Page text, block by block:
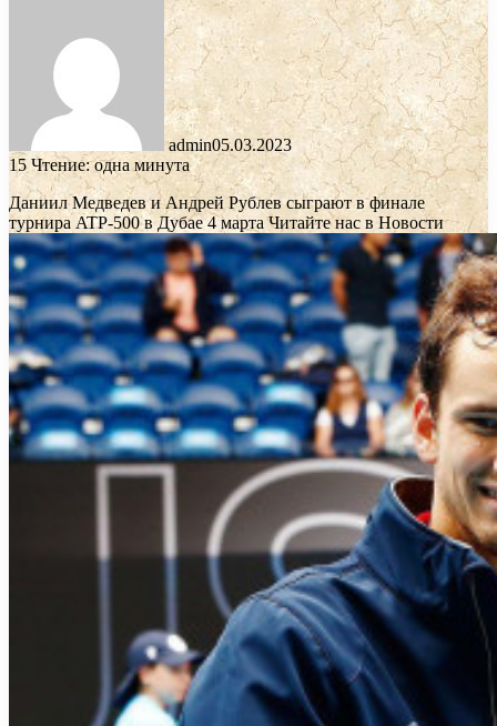
admin05.03.2023
15 Чтение: одна минута
Даниил Медведев и Андрей Рублев сыграют в финале
турнира ATP-500 в Дубае 4 мартаЧитайте нас в Новости